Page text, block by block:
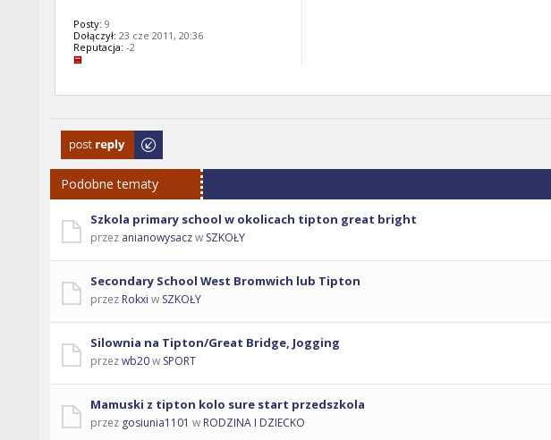
Posty: 9
Dołączył: 23 cze 2011, 20:36
Reputacja: -2
Odpowiedz
Podobne tematy
Szkola primary school w okolicach tipton great bright
przez anianowysaczw SZKOŁY
Secondary School West Bromwich lub Tipton
przez Rokxi w SZKOŁY
Silownia na Tipton/Great Bridge, Jogging
przezwb20w SPORT
Mamuski z tipton kolo sure start przedszkola
przez gosiunia1101 w RODZINA I DZIECKO